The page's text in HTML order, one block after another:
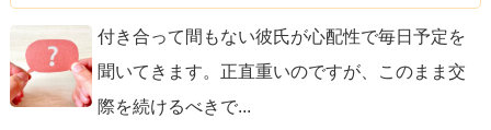
付き合って間もない彼氏が心配性で毎日予定を
聞いてきます。正直重いのですが、このまま交
際を続けるべきで...